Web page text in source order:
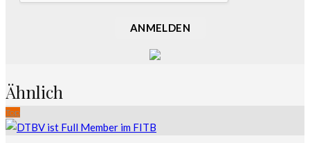
ANMELDEN
Ähnlich
Top